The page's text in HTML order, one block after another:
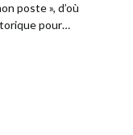
poste », d’où
pour…